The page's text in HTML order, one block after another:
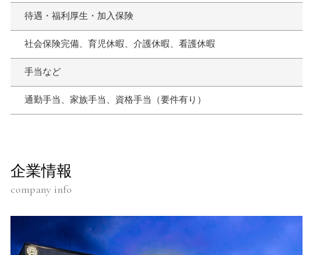
待遇・福利厚生・加入保険
社会保険完備、育児休暇、介護休暇、看護休暇
手当など
通勤手当、家族手当、資格手当（要件有り）
企業情報
company info